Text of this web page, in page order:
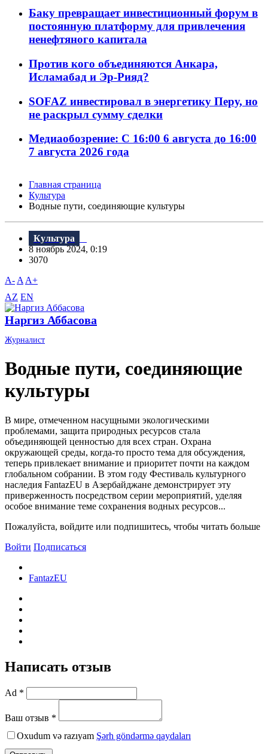
Баку превращает инвестиционный форум в
постоянную платформу для привлечения
ненефтяного капитала
Против кого объединяются Анкара,
Исламабад и Эр-Рияд?
SOFAZ инвестировал в энергетику Перу, но
не раскрыл сумму сделки
Медиаобозрение: С 16:00 6 августа до 16:00
7 августа 2026 года
Главная страница
Культура
Водные пути, соединяющие культуры
Культура
8 ноябрь 2024, 0:19
3070
A- A A+
AZ EN
Наргиз Аббасова
Журналист
Водные пути, соединяющие
культуры
В мире, отмеченном насущными экологическими
проблемами, защита природных ресурсов стала
объединяющей ценностью для всех стран. Охрана
окружающей среды, когда-то просто тема для обсуждения,
теперь привлекает внимание и приоритет почти на каждом
глобальном собрании. В этом году Фестиваль культурного
наследия FantazEU в Азербайджане демонстрирует эту
приверженность посредством серии мероприятий, уделяя
особое внимание теме сохранения водных ресурсов...
Пожалуйста, войдите или подпишитесь, чтобы читать больше
Войти Подписаться
FantazEU
Написать отзыв
Ad *
Ваш отзыв *
Oxudum və razıyam Şərh göndərmə qaydaları